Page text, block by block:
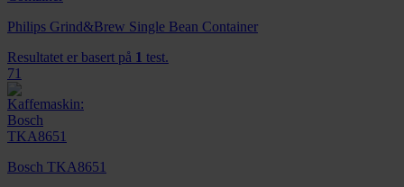
Philips Grind&Brew Single Bean Container
Resultatet er basert på 1 test.
71
Bosch TKA8651